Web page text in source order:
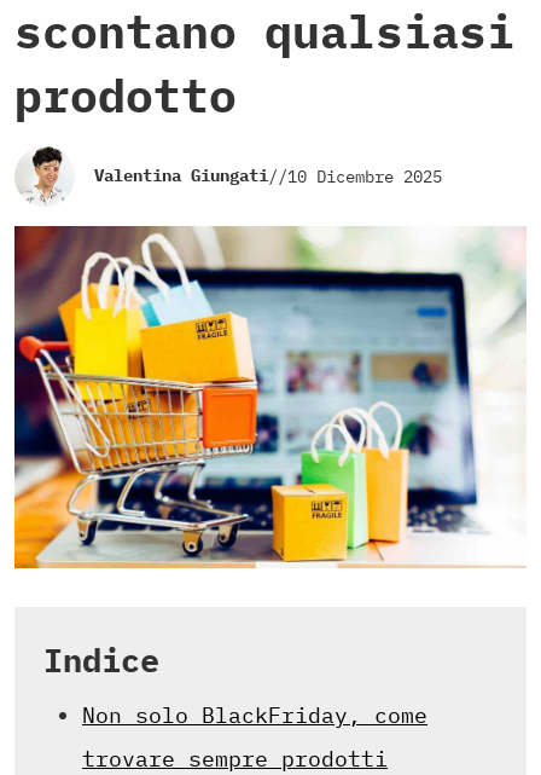
scontano qualsiasi
prodotto
Valentina Giungati//10 Dicembre 2025
Indice
Non solo BlackFriday, come
trovare sempre prodotti